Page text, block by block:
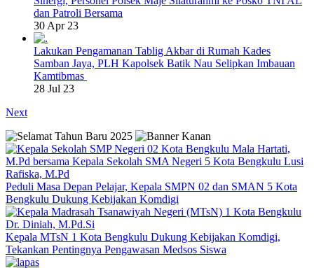
dan Patroli Bersama
30 Apr 23
Lakukan Pengamanan Tablig Akbar di Rumah Kades
Samban Jaya, PLH Kapolsek Batik Nau Selipkan Imbauan
Kamtibmas
28 Jul 23
Next
Peduli Masa Depan Pelajar, Kepala SMPN 02 dan SMAN 5 Kota
Bengkulu Dukung Kebijakan Komdigi
Kepala MTsN 1 Kota Bengkulu Dukung Kebijakan Komdigi,
Tekankan Pentingnya Pengawasan Medsos Siswa